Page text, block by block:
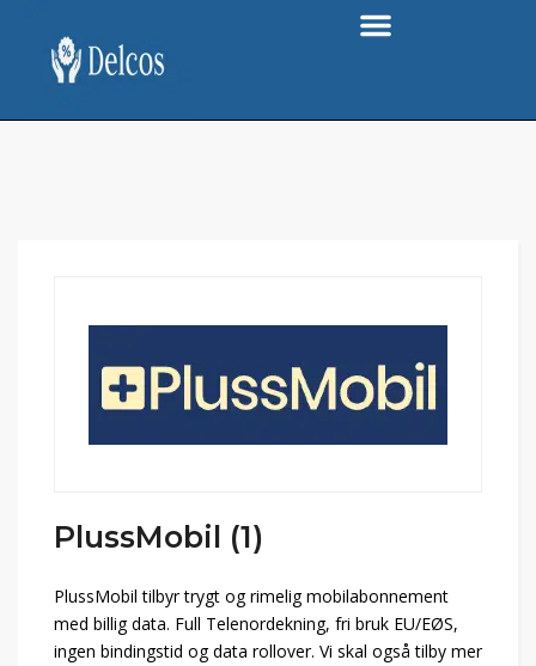
PlussMobil (1)
PlussMobil tilbyr trygt og rimelig mobilabonnement
med billig data. Full Telenordekning, fri bruk EU/EØS,
ingen bindingstid og data rollover. Vi skal også tilby mer